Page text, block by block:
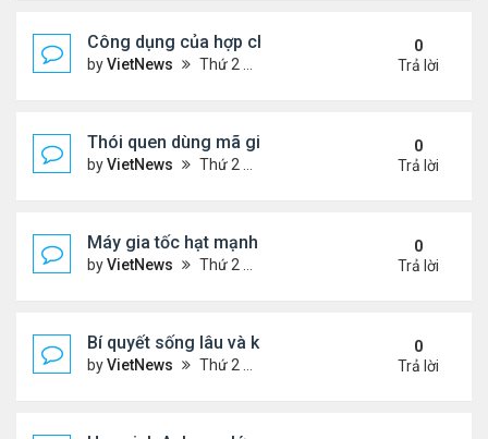
Công dụng của hợp chất Fucoidan trong tảo nâu
byVietNews Thứ 2 Tháng 4 25, 2022 7:03 pm
0
Trả lời
Thói quen dùng mã giảm giá của chàng kỹ sư
byVietNews Thứ 2 Tháng 4 25, 2022 5:22 pm
0
Trả lời
Máy gia tốc hạt mạnh nhất thế giới 'hồi sinh'
byVietNews Thứ 2 Tháng 4 25, 2022 5:19 pm
0
Trả lời
Bí quyết sống lâu và khỏe mạnh
byVietNews Thứ 2 Tháng 4 25, 2022 3:22 pm
0
Trả lời